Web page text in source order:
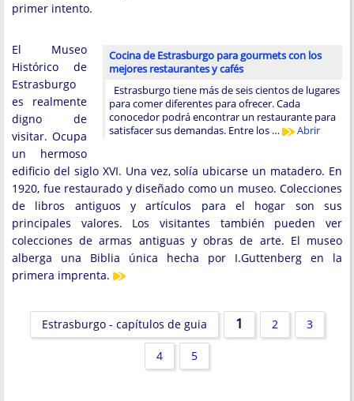
primer intento.
Cocina de Estrasburgo para gourmets con los
mejores restaurantes y cafés
Estrasburgo tiene más de seis cientos de lugares
para comer diferentes para ofrecer. Cada
conocedor podrá encontrar un restaurante para
satisfacer sus demandas. Entre los …
Abrir
El Museo
Histórico de
Estrasburgo
es realmente
digno de
visitar. Ocupa
un hermoso
edificio del siglo XVI. Una vez, solía ubicarse un matadero. En
1920, fue restaurado y diseñado como un museo. Colecciones
de libros antiguos y artículos para el hogar son sus
principales valores. Los visitantes también pueden ver
colecciones de armas antiguas y obras de arte. El museo
alberga una Biblia única hecha por I.Guttenberg en la
primera imprenta.
Estrasburgo - capítulos de guia 1 2 3
4 5